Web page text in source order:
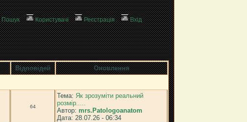
Пошук Користувачі Реєстрація Вхід
Відповідей Оновлення
64
Тема: Як зрозуміти реальний
розмір.....
Автор: mrs.Patologoanatom
Дата: 28.07.26 - 06:34